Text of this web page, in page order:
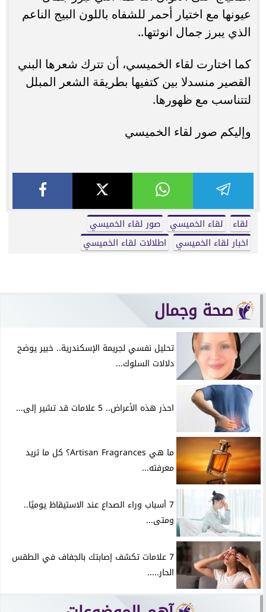
عيونها مع اختيار أحمر للشفاه باللون البيج الناعم
الذي يبرز جمال انوثتها..
كما اختارت لقاء الخميسي، أن تترك شعرها البني
القصير منسدلا بين كتفيها بطريقة الشعر المبلل
لتتناسب مع ظهورها.
وإليكم صور لقاء الخميسي
لقاء لقاء الخميسي
صور لقاء الخميسي
اخبار لقاء الخميسي
اطلالات لقاء الخميسي
صحة وجمال
تحليل نفسي لجريمة الإسكندرية.. خبير يوضح
دلالات السلوك...
احذر هذه الأعراض.. 5 علامات قد تشير إلى...
ما هي Artisan Fragrances؟ كل ما تريد
معرفته...
7 أسباب وراء الصداع عند الاستيقاظ يوميًا..
ومتى...
7 علامات تكشف إصابتك بالجفاف في الطقس
الحار.....